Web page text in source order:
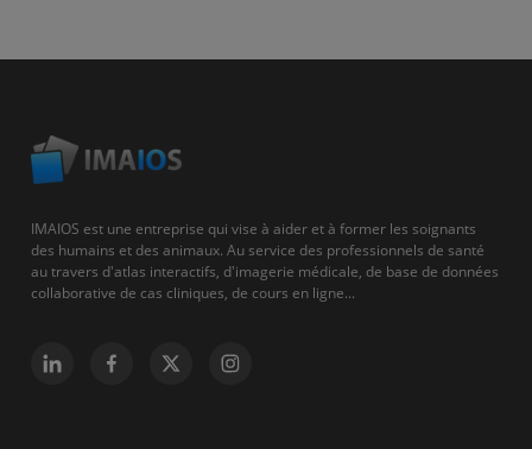
IMAIOS est une entreprise qui vise à aider et à former les soignants
des humains et des animaux. Au service des professionnels de santé
au travers d'atlas interactifs, d'imagerie médicale, de base de données
collaborative de cas cliniques, de cours en ligne...